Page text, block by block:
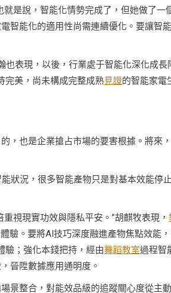
是說，智能化情勢完成了，但她做了一
智能化的適用性尚需連續優化。要讓智
也表現，以後，行業處于智能化深化成長
完美，尚未構成完整成熟見證的智能家電
，也是企業搶占市場的要害根據。將來，
狀況，很多智能產物只是對基本效能停止
視現實功效與隱私平安。”胡麒牧表現，
驗。要將AI技巧深度融進產物焦點效能
驗；強化本錢把持，經由舞蹈教室過程智
晉陞數據應用通明度。
景整合，對能效品級的追蹤關心度從主